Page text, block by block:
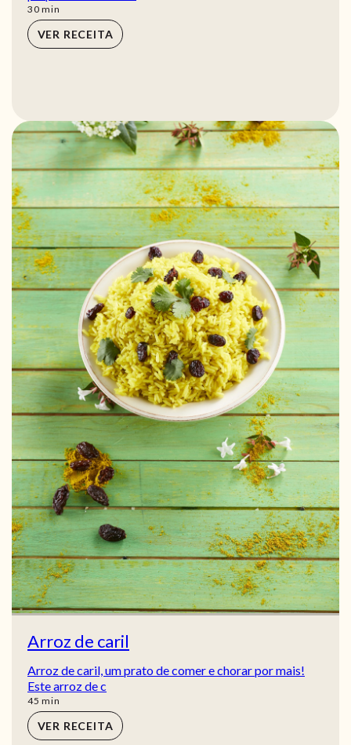
30min
min
VER RECEITA
Arroz de caril
Arroz de caril, um prato de comer e chorar por mais!
Este arroz de c
45 min
min
VER RECEITA